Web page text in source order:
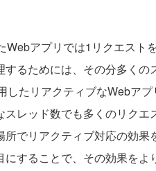
アプリでは1リクエスト
るためには、その分多く
したリアクティブなWebア
レッド数でも多くのリクエ
でリアクティブ対応の効果
にすることで、その効果をよ